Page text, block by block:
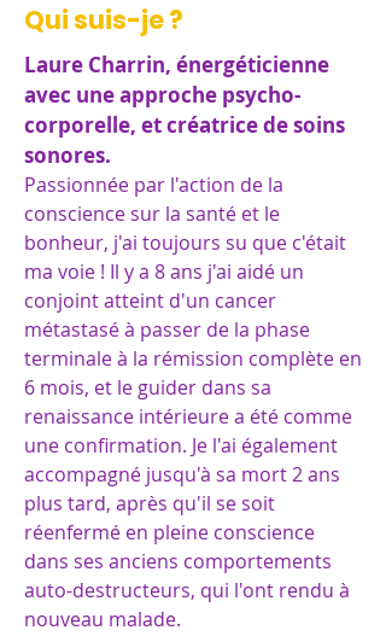
Qui suis-je ?
Laure Charrin, énergéticienne
avec une approche psycho-
corporelle, et créatrice de soins
sonores.
Passionnée par l'action de la
conscience sur la santé et le
bonheur, j'ai toujours su que c'était
ma voie ! Il y a 8 ans j'ai aidé un
conjoint atteint d'un cancer
métastasé à passer de la phase
terminale à la rémission complète en
6 mois, et le guider dans sa
renaissance intérieure a été comme
une confirmation. Je l'ai également
accompagné jusqu'à sa mort 2 ans
plus tard, après qu'il se soit
réenfermé en pleine conscience
dans ses anciens comportements
auto-destructeurs, qui l'ont rendu à
nouveau malade.